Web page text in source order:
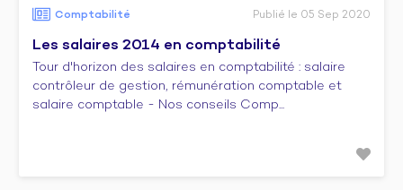
Comptabilité Publié le 05 Sep 2020
Les salaires 2014 en comptabilité
Tour d'horizon des salaires en comptabilité : salaire
contrôleur de gestion, rémunération comptable et
salaire comptable - Nos conseils Comp...